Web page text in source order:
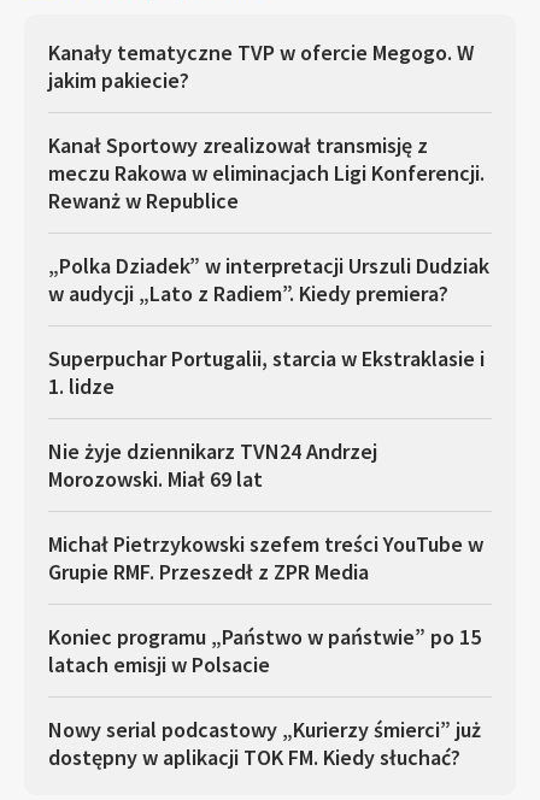
Kanały tematyczne TVP w ofercie Megogo. W
jakim pakiecie?
Kanał Sportowy zrealizował transmisję z
meczu Rakowa w eliminacjach Ligi Konferencji.
Rewanż w Republice
„Polka Dziadek” w interpretacji Urszuli Dudziak
w audycji „Lato z Radiem”. Kiedy premiera?
Superpuchar Portugalii, starcia w Ekstraklasie i
1. lidze
Nie żyje dziennikarz TVN24 Andrzej
Morozowski. Miał 69 lat
Michał Pietrzykowski szefem treści YouTube w
Grupie RMF. Przeszedł z ZPR Media
Koniec programu „Państwo w państwie” po 15
latach emisji w Polsacie
Nowy serial podcastowy „Kurierzy śmierci” już
dostępny w aplikacji TOK FM. Kiedy słuchać?